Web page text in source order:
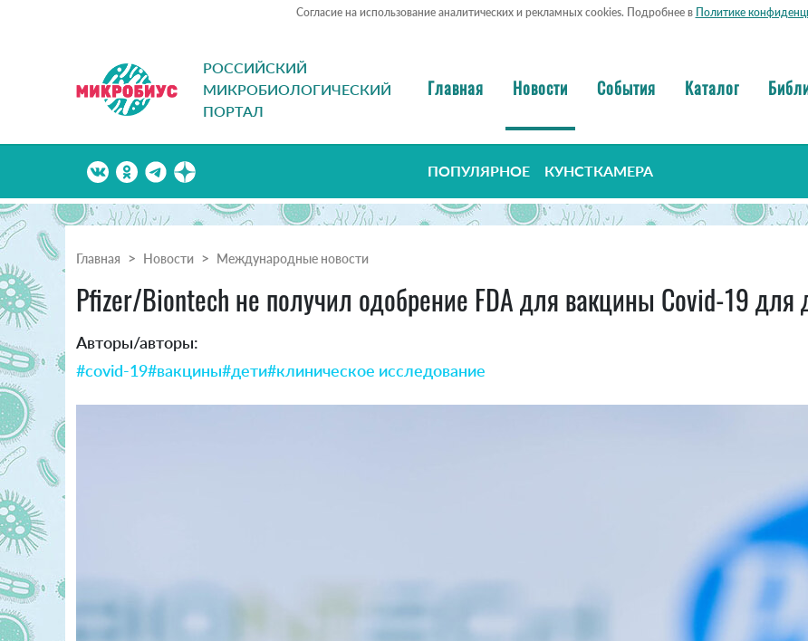
Согласие на использование аналитических и рекламных cookies. Подробнее в Политике
РОССИЙСКИЙ
МИКРОБИОЛОГИЧЕСКИЙ
ПОРТАЛ
Главная Новости События Каталог
ПОПУЛЯРНОЕ КУНСТКАМЕРА
Главная Новости Международные новости
Pfizer/Biontech не получил одобрение FDA для вакцины Covid-19 для
Авторы/авторы:
#covid-19#вакцины#дети#клиническое исследование